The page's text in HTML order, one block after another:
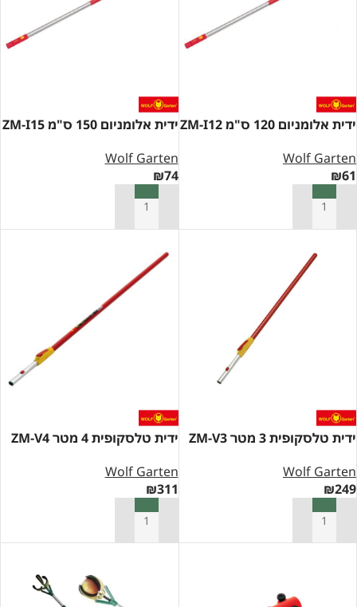
ידית אלומניום 120 ס"מ ZM-I12
Wolf Garten
₪61
הוספה לסל
ידית אלומניום 150 ס"מ ZM-I15
Wolf Garten
₪74
הוספה לסל
ידית טלסקופית 3 מטר ZM-V3
Wolf Garten
₪249
הוספה לסל
ידית טלסקופית 4 מטר ZM-V4
Wolf Garten
₪311
הוספה לסל